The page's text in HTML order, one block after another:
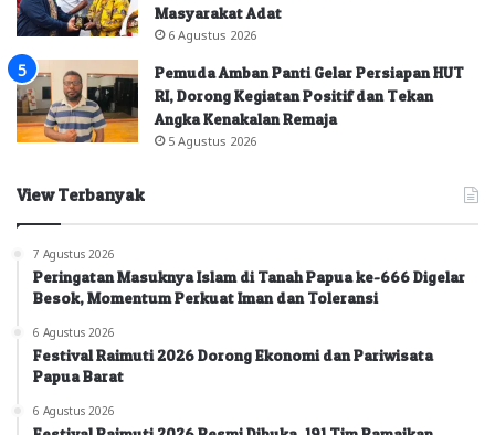
Masyarakat Adat
6 Agustus 2026
Pemuda Amban Panti Gelar Persiapan HUT
RI, Dorong Kegiatan Positif dan Tekan
Angka Kenakalan Remaja
5 Agustus 2026
View Terbanyak
7 Agustus 2026
Peringatan Masuknya Islam di Tanah Papua ke-666 Digelar
Besok, Momentum Perkuat Iman dan Toleransi
6 Agustus 2026
Festival Raimuti 2026 Dorong Ekonomi dan Pariwisata
Papua Barat
6 Agustus 2026